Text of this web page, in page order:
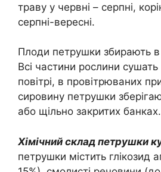
траву у червні – серпні,
серпні-вересні.
Плоди петрушки збирають в
Всі частини рослини сушать
повітрі, в провітрюваних
сировину петрушки
або щільно закритих банках.
Хімічний склад петрушки
петрушки містить глікозид